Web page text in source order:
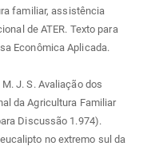
familiar, assistência
de ATER. Texto para
Econômica Aplicada.
M. J. S. Avaliação dos
da Agricultura Familiar
Discussão 1.974).
no extremo sul da